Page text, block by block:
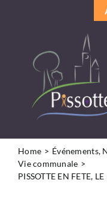
DÉCOUVRIR LA
VIVRE À
Home Événements
Vie communale
PISSOTTE EN FETE,